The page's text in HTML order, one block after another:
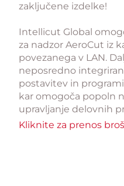
zaključene izdelke!
Intellicut Global
za nadzor AeroCut iz
povezanega v LAN.
neposredno
postavitev in
kar omogoča popoln
upravljanje delovnih
Kliknite za prenos